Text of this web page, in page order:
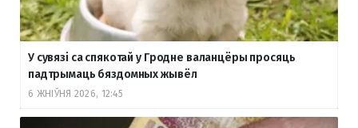
У сувязі са спякотай у Гродне валанцёры просяць
падтрымаць бяздомных жывёл
6 ЖНІЎНЯ 2026, 12:45